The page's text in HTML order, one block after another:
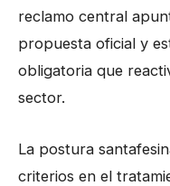
reclamo central
propuesta oficial y
obligatoria que
sector.
La postura
criterios en el